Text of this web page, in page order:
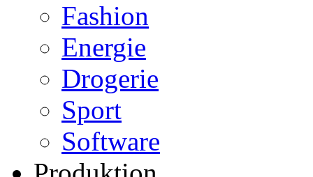
Fashion
Energie
Drogerie
Sport
Software